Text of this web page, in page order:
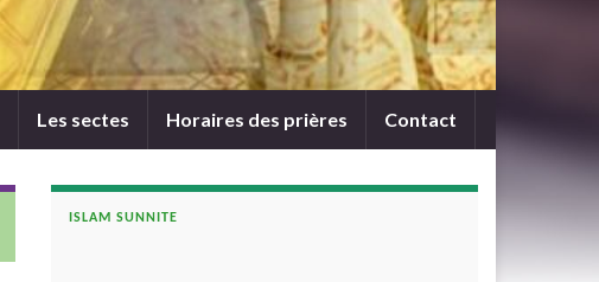
Les sectes Horaires des prières Contact
ISLAM SUNNITE